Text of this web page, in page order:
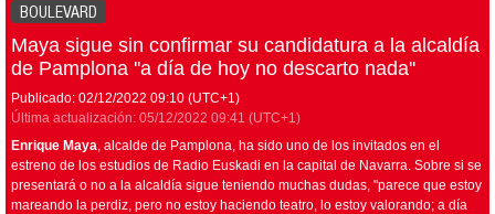
BOULEVARD
Maya sigue sin confirmar su candidatura a la alcaldía
de Pamplona ''a día de hoy no descarto nada''
Publicado: 02/12/2022 09:10 (UTC+1)
Última actualización: 05/12/2022 09:41 (UTC+1)
Enrique Maya, alcalde de Pamplona, ha sido uno de los invitados en el
estreno de los estudios de Radio Euskadi en la capital de Navarra. Sobre si se
presentará o no a la alcaldía sigue teniendo muchas dudas, "parece que estoy
mareando la perdiz, pero no estoy haciendo teatro, lo estoy valorando; a día